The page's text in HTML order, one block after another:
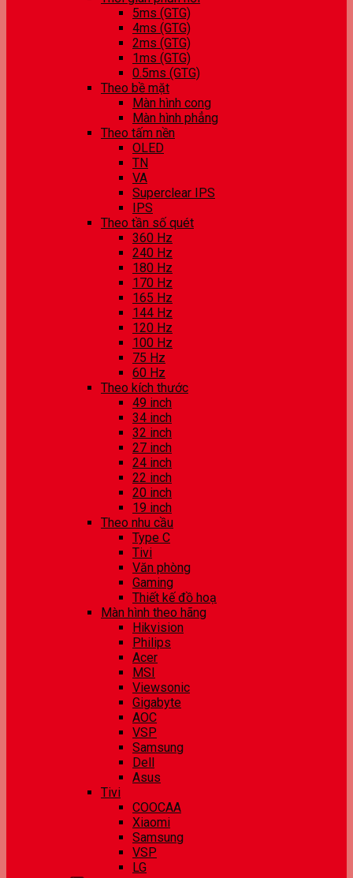
5ms (GTG)
4ms (GTG)
2ms (GTG)
1ms (GTG)
0.5ms (GTG)
Theo bề mặt
Màn hình cong
Màn hình phẳng
Theo tấm nền
OLED
TN
VA
Superclear IPS
IPS
Theo tần số quét
360 Hz
240 Hz
180 Hz
170 Hz
165 Hz
144 Hz
120 Hz
100 Hz
75 Hz
60 Hz
Theo kích thước
49 inch
34 inch
32 inch
27 inch
24 inch
22 inch
20 inch
19 inch
Theo nhu cầu
Type C
Tivi
Văn phòng
Gaming
Thiết kế đồ hoạ
Màn hình theo hãng
Hikvision
Philips
Acer
MSI
Viewsonic
Gigabyte
AOC
VSP
Samsung
Dell
Asus
Tivi
COOCAA
Xiaomi
Samsung
VSP
LG